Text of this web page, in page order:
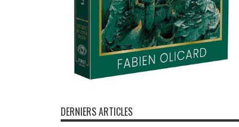
DERNIERS ARTICLES